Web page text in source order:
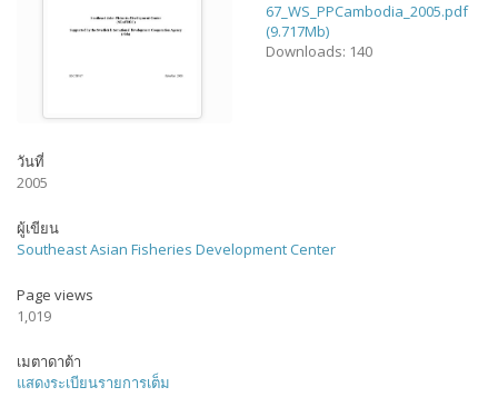
67_WS_PPCambodia_2005.pdf
(9.717Mb)
Downloads: 140
วันที่
2005
ผู้เขียน
Southeast Asian Fisheries Development Center
Page views
1,019
เมตาดาต้า
แสดงระเบียนรายการเต็ม